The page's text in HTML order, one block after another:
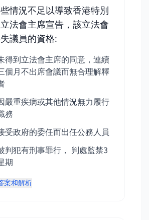
情況不足以導致香港特別
法會主席宣告，該立法會
議員的資格:
得到立法會主席的同意，連續
個月不出席會議而無合理解釋
嚴重疾病或其他情況無力履行
務
受政府的委任而出任公務人員
判犯有刑事罪行， 判處監禁3
期
案和解析